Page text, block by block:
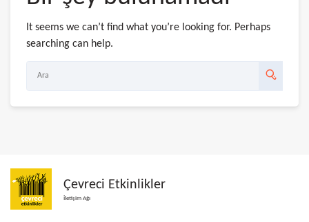
It seems we can’t find what you’re looking for. Perhaps
searching can help.
Çevreci Etkinlikler
İletişim Ağı